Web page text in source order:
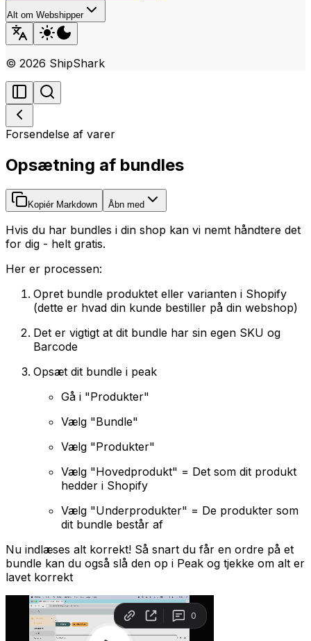
Alt om Webshipper
© 2026 ShipShark
Forsendelse af varer
Opsætning af bundles
Kopiér Markdown Åbn med
Hvis du har bundles i din shop kan vi nemt håndtere det
for dig - helt gratis.
Her er processen:
Opret bundle produktet eller varianten i Shopify
(dette er hvad din kunde bestiller på din webshop)
Det er vigtigt at dit bundle har sin egen SKU og
Barcode
Opsæt dit bundle i peak
Gå i "Produkter"
Vælg "Bundle"
Vælg "Produkter"
Vælg "Hovedprodukt" = Det som dit produkt
hedder i Shopify
Vælg "Underprodukter" = De produkter som
dit bundle består af
Nu indlæses alt korrekt! Så snart du får en ordre på et
bundle kan du også slå den op i Peak og tjekke om alt er
lavet korrekt